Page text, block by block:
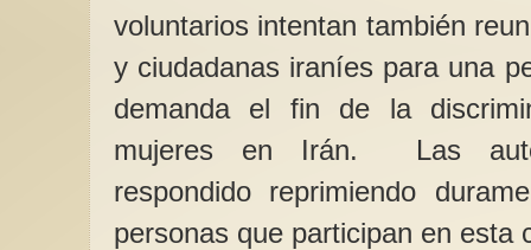
voluntarios intentan también
y ciudadanas iraníes para una
demanda el fin de la
mujeres en Irán. Las
respondido reprimiendo
personas que participan en esta